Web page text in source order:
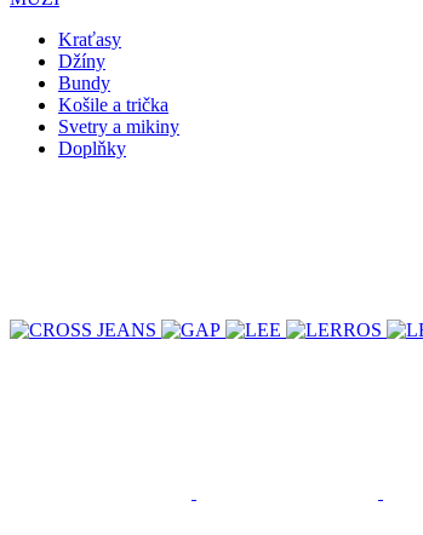
Kraťasy
Džíny
Bundy
Košile a trička
Svetry a mikiny
Doplňky